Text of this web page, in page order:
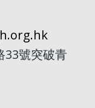
33號突破青